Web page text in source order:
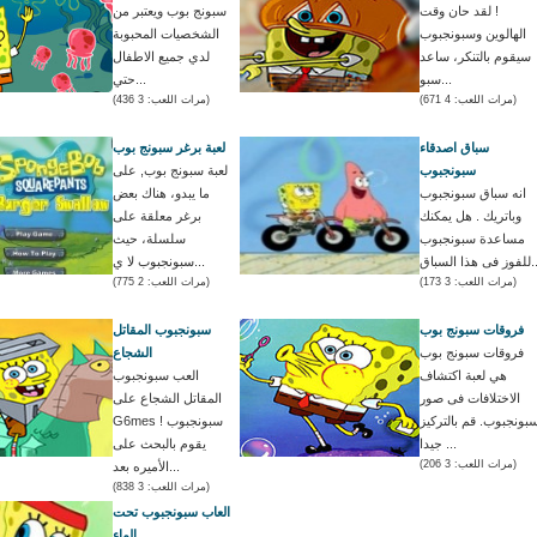
سبونج بوب ويعتبر من
الشخصيات المحبوبة
لدي جميع الاطفال
(مرات اللعب: 3 436)
! لقد حان وقت
الهالوين وسبونجبوب
سيقوم بالتنكر، ساعد
(مرات اللعب: 4 671)
لعبة برغر سبونج بوب
لعبة سبونج بوب, على
ما يبدو، هناك بعض
برغر معلقة على
سلسلة، حيث
(مرات اللعب: 2 775)
سباق اصدقاء
سبونجبوب
انه سباق سبونجبوب
وباتريك . هل يمكنك
مساعدة سبونجبوب
(مرات اللعب: 3 173)
سبونجبوب المقاتل
الشجاع
العب سبونجبوب
المقاتل الشجاع على
G6mes ! سبونجبوب
يقوم بالبحث على
(مرات اللعب: 3 838)
فروقات سبونج بوب
فروقات سبونج بوب
هي لعبة اكتشاف
الاختلافات فى صور
قم بالتركيز
(مرات اللعب: 3 206)
العاب سبونجبوب تحت